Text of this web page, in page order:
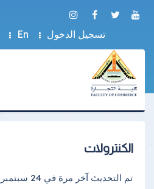
تسجيل الدخول En
الكنترولات
تم التحديث آخر مرة في 24 سبتمبر 2024